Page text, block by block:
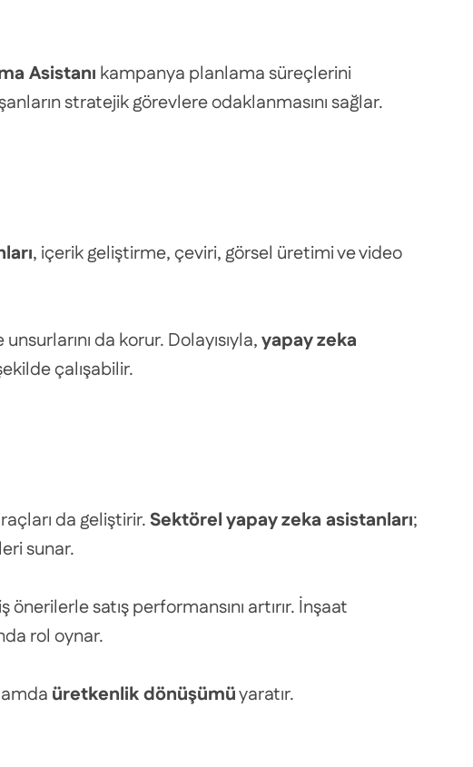
Asistanı kampanya planlama süreçlerini
stratejik görevlere odaklanmasını sağlar.
, içerik geliştirme, çeviri, görsel üretimi ve video
da korur. Dolayısıyla,yapay zeka
çalışabilir.
da geliştirir.Sektörel yapay zeka asistanları;
sunar.
satış performansını artırır. İnşaat
rol oynar.
üretkenlik dönüşümüyaratır.